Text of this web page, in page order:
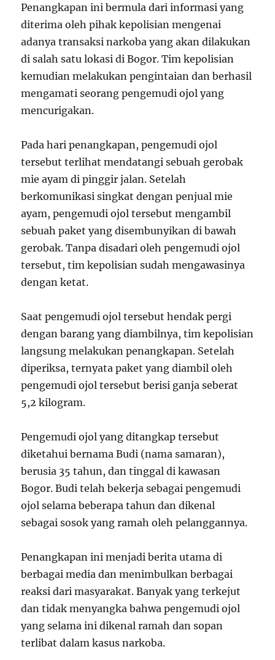
Penangkapan ini bermula dari informasi yang
diterima oleh pihak kepolisian mengenai
adanya transaksi narkoba yang akan dilakukan
di salah satu lokasi di Bogor. Tim kepolisian
kemudian melakukan pengintaian dan berhasil
mengamati seorang pengemudi ojol yang
mencurigakan.
Pada hari penangkapan, pengemudi ojol
tersebut terlihat mendatangi sebuah gerobak
mie ayam di pinggir jalan. Setelah
berkomunikasi singkat dengan penjual mie
ayam, pengemudi ojol tersebut mengambil
sebuah paket yang disembunyikan di bawah
gerobak. Tanpa disadari oleh pengemudi ojol
tersebut, tim kepolisian sudah mengawasinya
dengan ketat.
Saat pengemudi ojol tersebut hendak pergi
dengan barang yang diambilnya, tim kepolisian
langsung melakukan penangkapan. Setelah
diperiksa, ternyata paket yang diambil oleh
pengemudi ojol tersebut berisi ganja seberat
5,2 kilogram.
Pengemudi ojol yang ditangkap tersebut
diketahui bernama Budi (nama samaran),
berusia 35 tahun, dan tinggal di kawasan
Bogor. Budi telah bekerja sebagai pengemudi
ojol selama beberapa tahun dan dikenal
sebagai sosok yang ramah oleh pelanggannya.
Penangkapan ini menjadi berita utama di
berbagai media dan menimbulkan berbagai
reaksi dari masyarakat. Banyak yang terkejut
dan tidak menyangka bahwa pengemudi ojol
yang selama ini dikenal ramah dan sopan
terlibat dalam kasus narkoba.